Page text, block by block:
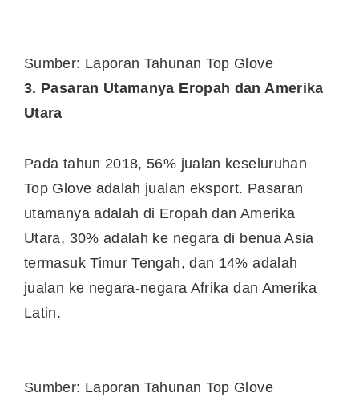
Sumber: Laporan Tahunan Top Glove
3. Pasaran Utamanya Eropah dan Amerika
Utara
Pada tahun 2018, 56% jualan keseluruhan
Top Glove adalah jualan eksport. Pasaran
utamanya adalah di Eropah dan Amerika
Utara, 30% adalah ke negara di benua Asia
termasuk Timur Tengah, dan 14% adalah
jualan ke negara-negara Afrika dan Amerika
Latin.
Sumber: Laporan Tahunan Top Glove